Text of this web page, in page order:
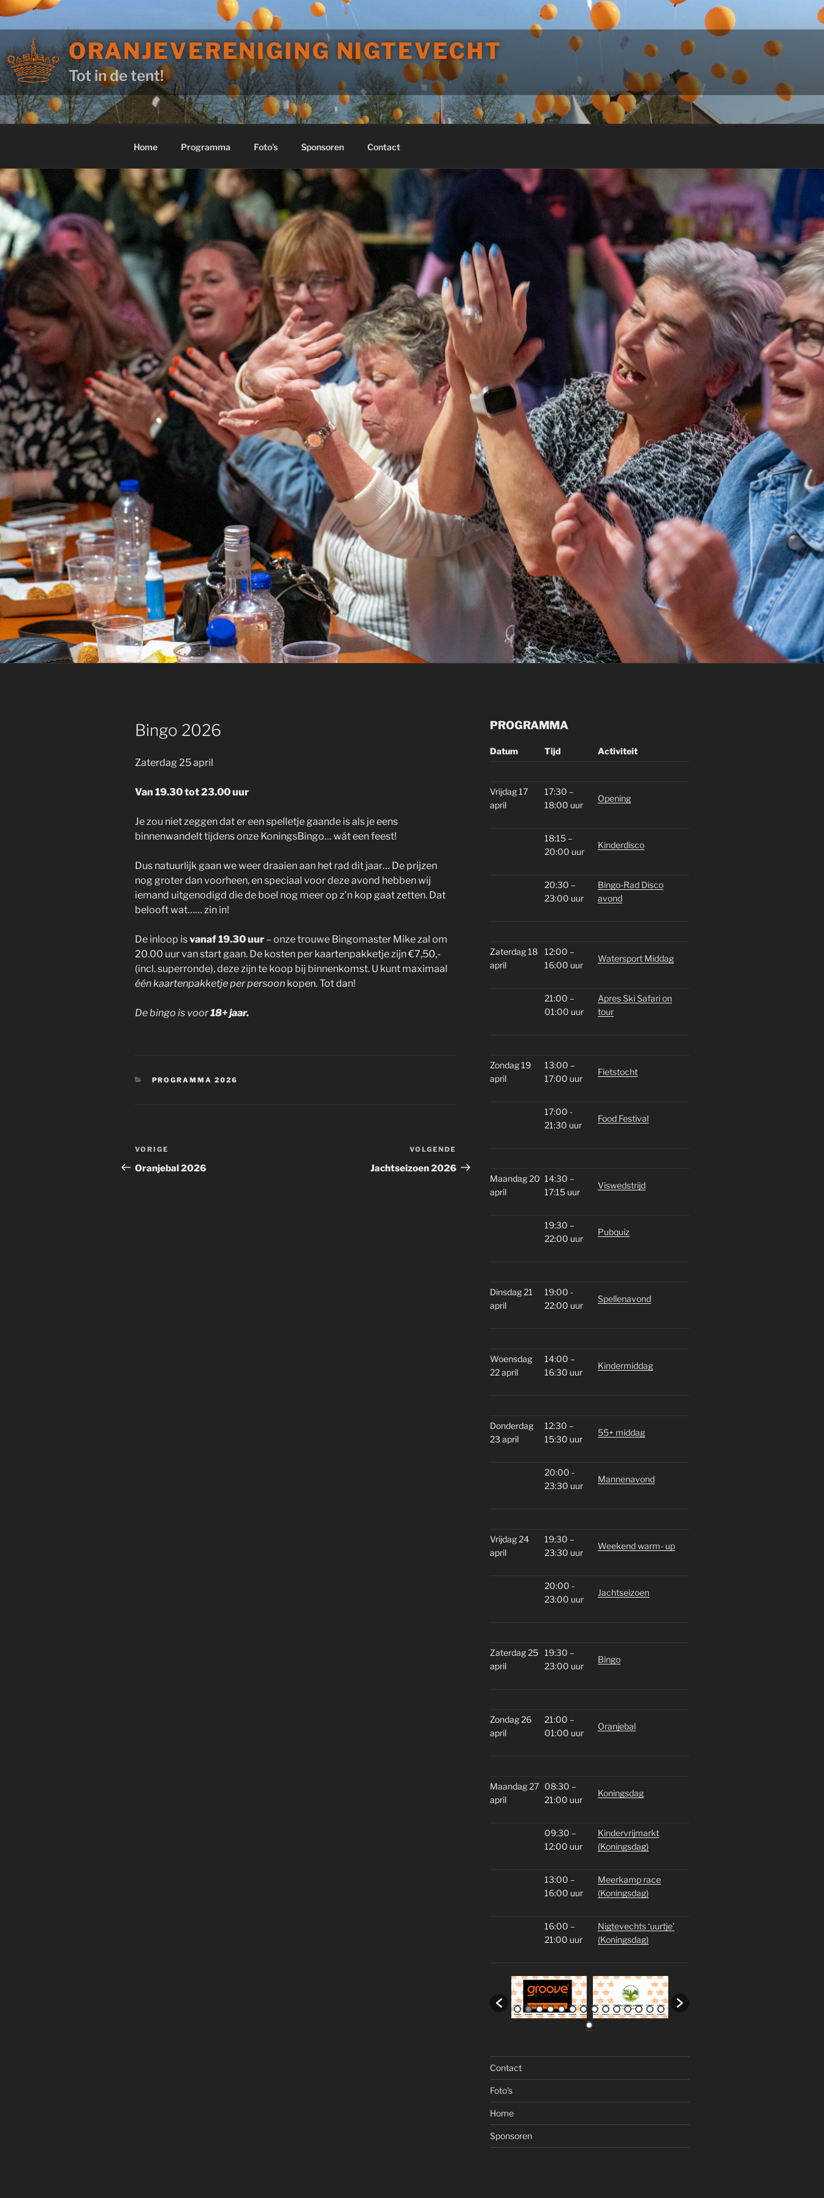
Ga
naar
inhoud
ORANJEVERENIGING NIGTEVECHT
Tot in de tent!
Home Programma Foto’s Sponsoren Contact
GEPLAATST
OP
Bingo 2026
Zaterdag 25 april
Van 19.30 tot 23.00 uur
Je zou niet zeggen dat er een spelletje gaande is als je eens
binnenwandelt tijdens onze KoningsBingo… wát een feest!
Dus natuurlijk gaan we weer draaien aan het rad dit jaar… De prijzen
nog groter dan voorheen, en speciaal voor deze avond hebben wij
iemand uitgenodigd die de boel nog meer op z’n kop gaat zetten. Dat
belooft wat…… zin in!
De inloop isvanaf 19.30 uur – onze trouwe Bingomaster Mike zal om
20.00 uur van start gaan. De kosten per kaartenpakketje zijn €7,50,-
(incl. superronde), deze zijn te koop bij binnenkomst. U kunt maximaal
één kaartenpakketje per persoon kopen. Tot dan!
De bingo is voor18+ jaar.
CATEGORIEËN
PROGRAMMA 2026
Bericht
navigatie
Vorig
bericht
VORIGE
Oranjebal 2026
bericht
VOLGENDE
Jachtseizoen 2026
PROGRAMMA
Datum Tijd Activiteit
Vrijdag 17
april
17:30 –
18:00 uur
Opening
18:15 –
20:00 uur
Kinderdisco
20:30 –
23:00 uur
Bingo-Rad Disco
avond
Zaterdag 18
april
12:00 –
16:00 uur
Watersport Middag
21:00 –
01:00 uur
Apres Ski Safari on
tour
Zondag 19
april
13:00 –
17:00 uur
Fietstocht
17:00 -
21:30 uur
Food Festival
Maandag 20
april
14:30 –
17:15 uur
Viswedstrijd
19:30 –
22:00 uur
Pubquiz
Dinsdag 21
april
19:00 -
22:00 uur
Spellenavond
Woensdag
22 april
14:00 –
16:30 uur
Kindermiddag
Donderdag
23 april
12:30 –
15:30 uur
55+ middag
20:00 -
23:30 uur
Mannenavond
Vrijdag 24
april
19:30 –
23:30 uur
Weekend warm- up
20:00 -
23:00 uur
Jachtseizoen
Zaterdag 25
april
19:30 –
23:00 uur
Bingo
Zondag 26
april
21:00 –
01:00 uur
Oranjebal
Maandag 27
april
08:30 –
21:00 uur
Koningsdag
09:30 –
12:00 uur
Kindervrijmarkt
(Koningsdag)
13:00 –
16:00 uur
Meerkamp race
(Koningsdag)
16:00 –
21:00 uur
Nigtevechts ‘uurtje’
(Koningsdag)
Contact
Foto's
Home
Sponsoren